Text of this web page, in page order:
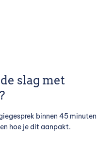
slag met
binnen 45 minuten
hoe je dit aanpakt.